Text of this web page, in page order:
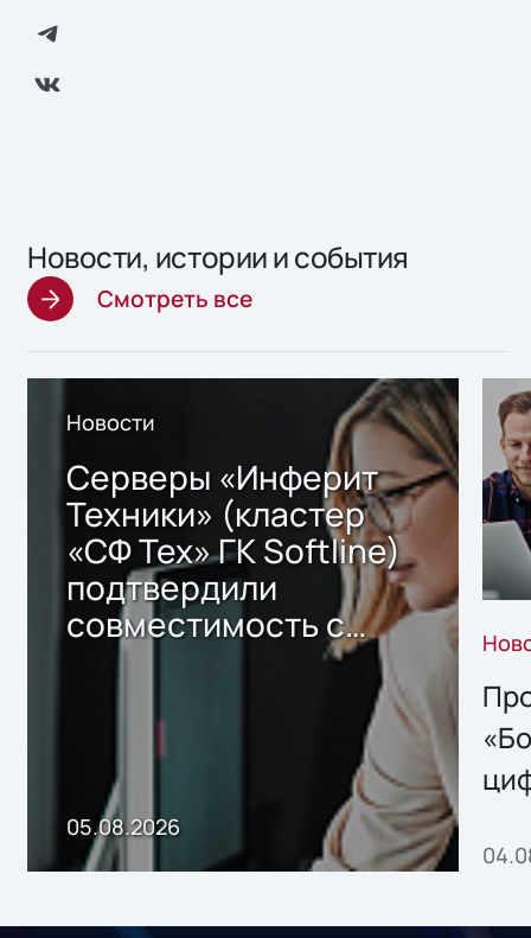
Новости, истории и события
Смотреть все
Новости
Серверы «Инферит
Техники» (кластер
«СФ Тех» ГК Softline)
подтвердили
совместимость с
решением Sharx
хранения данных
05.08.2026